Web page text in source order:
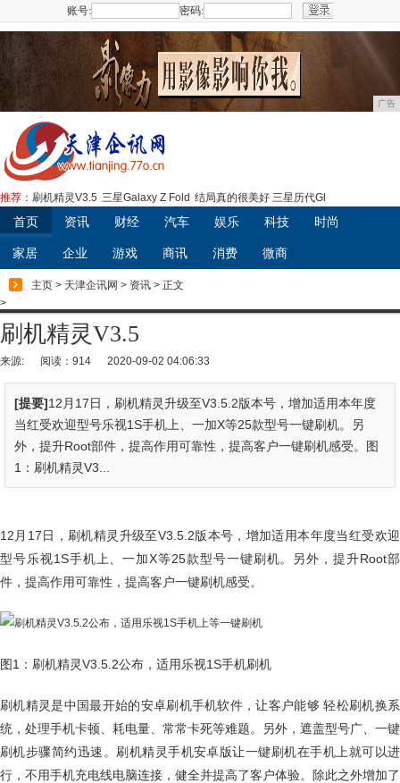
账号: 密码:
广告
推荐： 刷机精灵V3.5 三星Galaxy Z Fold 结局真的很美好 三星历代Gl
首页 资讯 财经 汽车 娱乐 科技 时尚
家居 企业 游戏 商讯 消费 微商
主页 > 天津企讯网 > 资讯 > 正文
>
刷机精灵V3.5
来源: 阅读：914 2020-09-02 04:06:33
[提要]12月17日，刷机精灵升级至V3.5.2版本号，增加适用本年度
当红受欢迎型号乐视1S手机上、一加X等25款型号一键刷机。另
外，提升Root部件，提高作用可靠性，提高客户一键刷机感受。图
1：刷机精灵V3...
12月17日，刷机精灵升级至V3.5.2版本号，增加适用本年度当红受欢迎
型号乐视1S手机上、一加X等25款型号一键刷机。另外，提升Root部
件，提高作用可靠性，提高客户一键刷机感受。
图1：刷机精灵V3.5.2公布，适用乐视1S手机刷机
刷机精灵是中国最开始的安卓刷机手机软件，让客户能够 轻松刷机换系
统，处理手机卡顿、耗电量、常常卡死等难题。另外，遮盖型号广、一键
刷机步骤简约迅速。刷机精灵手机安卓版让一键刷机在手机上就可以进
行，不用手机充电线电脑连接，健全并提高了客户体验。除此之外增加了